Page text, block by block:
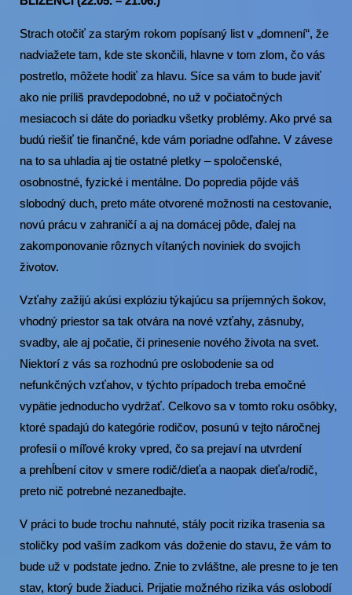
Strach otočiť za starým rokom popísaný list v „domnení“, že
nadviažete tam, kde ste skončili, hlavne v tom zlom, čo vás
postretlo, môžete hodiť za hlavu. Síce sa vám to bude javiť
ako nie príliš pravdepodobné, no už v počiatočných
mesiacoch si dáte do poriadku všetky problémy. Ako prvé sa
budú riešiť tie finančné, kde vám poriadne odľahne. V závese
na to sa uhladia aj tie ostatné pletky – spoločenské,
osobnostné, fyzické i mentálne. Do popredia pôjde váš
slobodný duch, preto máte otvorené možnosti na cestovanie,
novú prácu v zahraničí a aj na domácej pôde, ďalej na
zakomponovanie rôznych vítaných noviniek do svojich
životov.
Vzťahy zažijú akúsi explóziu týkajúcu sa príjemných šokov,
vhodný priestor sa tak otvára na nové vzťahy, zásnuby,
svadby, ale aj počatie, či prinesenie nového života na svet.
Niektorí z vás sa rozhodnú pre oslobodenie sa od
nefunkčných vzťahov, v týchto prípadoch treba emočné
vypätie jednoducho vydržať. Celkovo sa v tomto roku osôbky,
ktoré spadajú do kategórie rodičov, posunú v tejto náročnej
profesii o míľové kroky vpred, čo sa prejaví na utvrdení
a prehĺbení citov v smere rodič/dieťa a naopak dieťa/rodič,
preto nič potrebné nezanedbajte.
V práci to bude trochu nahnuté, stály pocit rizika trasenia sa
stoličky pod vaším zadkom vás doženie do stavu, že vám to
bude už v podstate jedno. Znie to zvláštne, ale presne to je ten
stav, ktorý bude žiaduci. Prijatie možného rizika vás oslobodí